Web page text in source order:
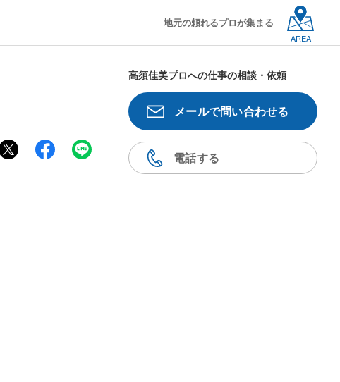
地元の頼れるプロが集まる
AREA
高須佳美プロへの仕事の相談・依頼
メールで問い合わせる
電話する